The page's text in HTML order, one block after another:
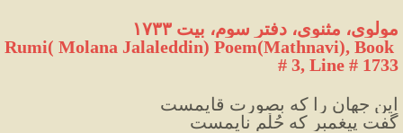
مولوی، مثنوی، دفتر سوم، بیت ۱۷۳۳
Rumi( Molana Jalaleddin) Poem(Mathnavi), Book
# 3, Line # 1733
این جهان را که بصورت قایمست
گفت پیغمبر که حُلْمِ نایمست